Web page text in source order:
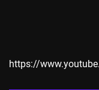
https://